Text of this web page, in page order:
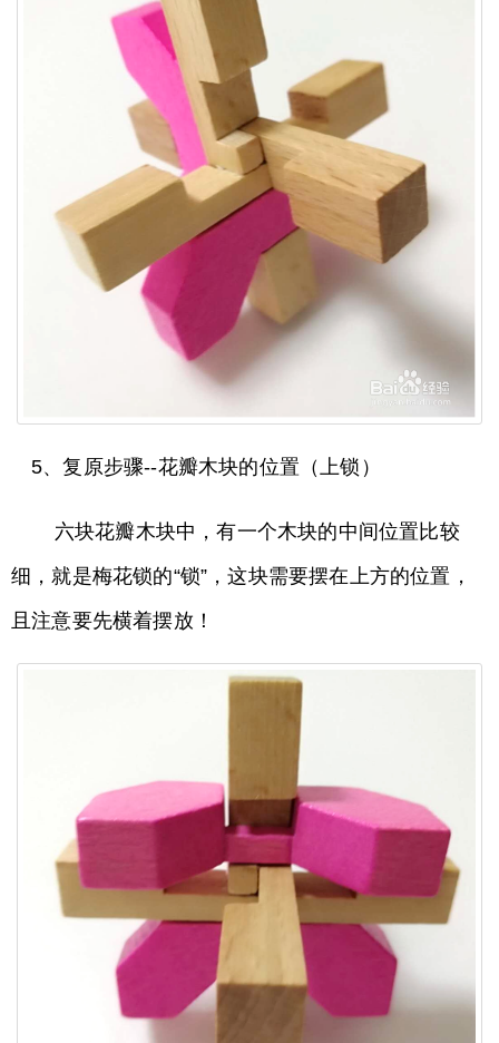
5、复原步骤--花瓣木块的位置（上锁）
六块花瓣木块中，有一个木块的中间位置比较
细，就是梅花锁的“锁”，这块需要摆在上方的位置，
且注意要先横着摆放！